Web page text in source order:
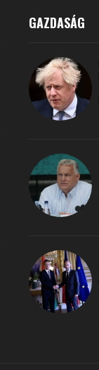
GAZDASÁG